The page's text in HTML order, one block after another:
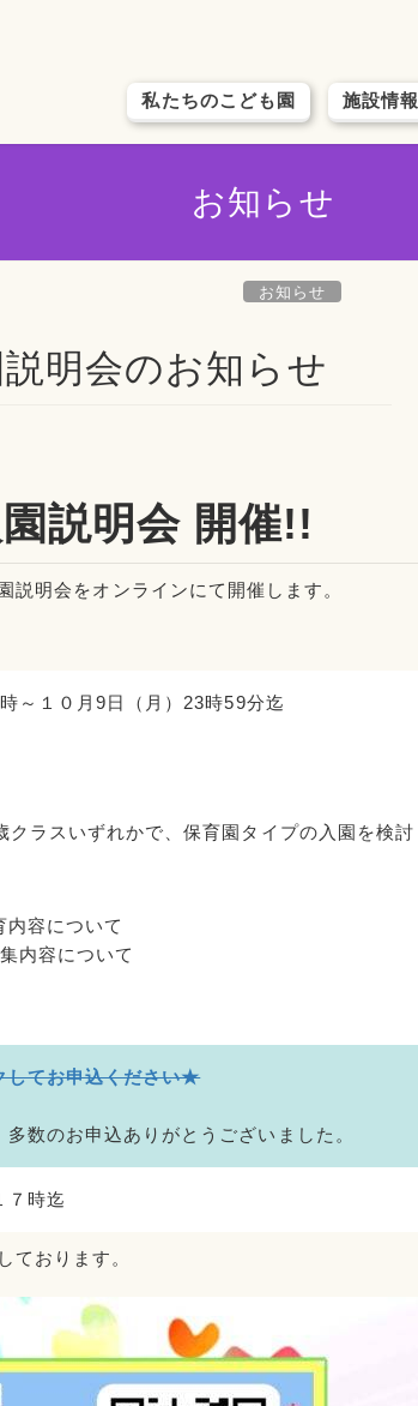
私たちのこども園 施設情報
お知らせ
お知らせ
明会のお知らせ
説明会 開催!!
明会をオンラインにて開催します。
～１０月9日（月）23時59分迄
クラスいずれかで、保育園タイプの入園を検討
内容について
内容について
してお申込ください★
数のお申込ありがとうございました。
７時迄
ております。